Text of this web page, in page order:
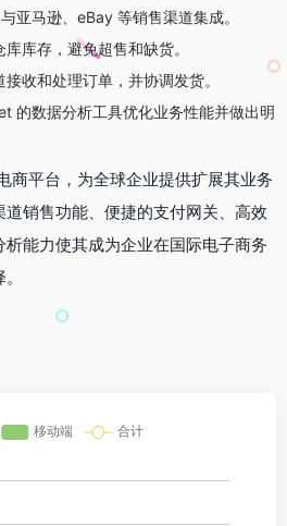
亚马逊、eBay 等销售渠道集成。
库库存，避免超售和缺货。
接收和处理订单，并协调发货。
的数据分析工具优化业务性能并做出明
商平台，为全球企业提供扩展其业务
销售功能、便捷的支付网关、高效
能力使其成为企业在国际电子商务